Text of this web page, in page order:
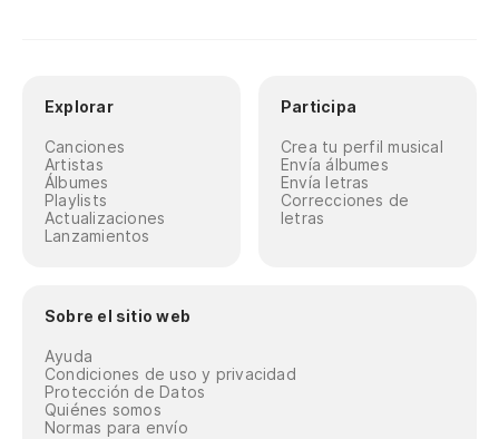
Explorar
Canciones
Artistas
Álbumes
Playlists
Actualizaciones
Lanzamientos
Participa
Crea tu perfil musical
Envía álbumes
Envía letras
Correcciones de
letras
Sobre el sitio web
Ayuda
Condiciones de uso y privacidad
Protección de Datos
Quiénes somos
Normas para envío